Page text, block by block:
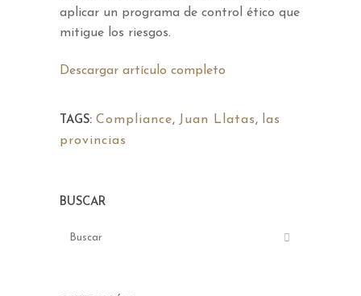
aplicar un programa de control ético que
mitigue los riesgos.
Descargar artículo completo
TAGS: Compliance, Juan Llatas,
las
provincias
BUSCAR